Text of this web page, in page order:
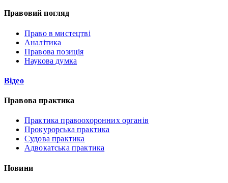
Правовий погляд
Право в мистецтві
Аналітика
Правова позиція
Наукова думка
Відео
Правова практика
Практика правоохоронних органів
Прокурорська практика
Судова практика
Адвокатська практика
Новини